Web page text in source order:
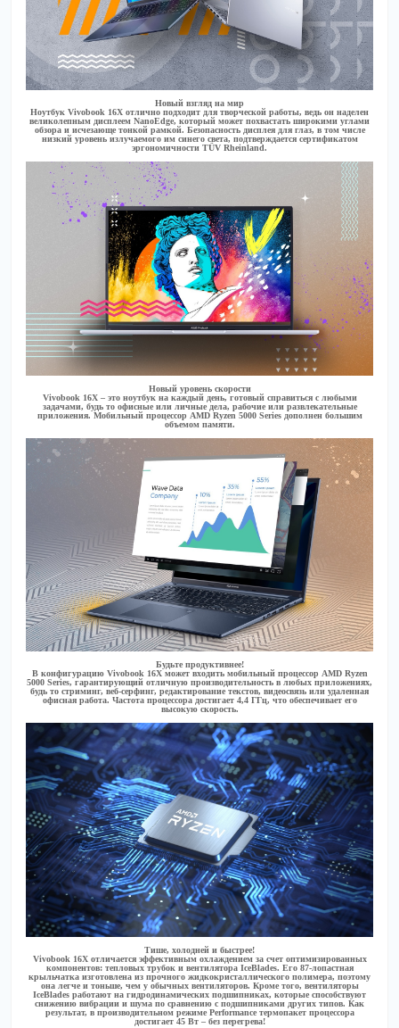
Новый взгляд на мир
Ноутбук Vivobook 16X отлично подходит для творческой работы, ведь он наделен
великолепным дисплеем NanoEdge, который может похвастать широкими углами
обзора и исчезающе тонкой рамкой. Безопасность дисплея для глаз, в том числе
низкий уровень излучаемого им синего света, подтверждается сертификатом
эргономичности TÜV Rheinland.
Новый уровень скорости
Vivobook 16X – это ноутбук на каждый день, готовый справиться с любыми
задачами, будь то офисные или личные дела, рабочие или развлекательные
приложения. Мобильный процессор AMD Ryzen 5000 Series дополнен большим
объемом памяти.
Будьте продуктивнее!
В конфигурацию Vivobook 16X может входить мобильный процессор AMD Ryzen
5000 Series, гарантирующий отличную производительность в любых приложениях,
будь то стриминг, веб-серфинг, редактирование текстов, видеосвязь или удаленная
офисная работа. Частота процессора достигает 4,4 ГГц, что обеспечивает его
высокую скорость.
Тише, холодней и быстрее!
Vivobook 16X отличается эффективным охлаждением за счет оптимизированных
компонентов: тепловых трубок и вентилятора IceBlades. Его 87-лопастная
крыльчатка изготовлена из прочного жидкокристаллического полимера, поэтому
она легче и тоньше, чем у обычных вентиляторов. Кроме того, вентиляторы
IceBlades работают на гидродинамических подшипниках, которые способствуют
снижению вибрации и шума по сравнению с подшипниками других типов. Как
результат, в производительном режиме Performance термопакет процессора
достигает 45 Вт – без перегрева!